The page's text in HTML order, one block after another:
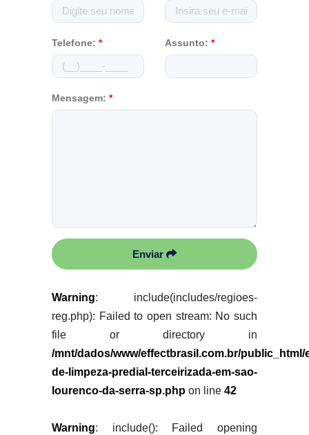
Telefone: * Assunto: *
Mensagem: *
Enviar
Warning: include(includes/regioes-
reg.php): Failed to open stream: No such
file or directory in
/mnt/dados/www/effectbrasil.com.br/public_html/
de-limpeza-predial-terceirizada-em-sao-
lourenco-da-serra-sp.phpon line 42
Warning: include(): Failed opening